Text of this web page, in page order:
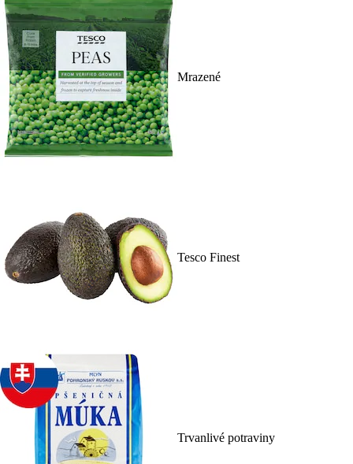
Mrazené
Tesco Finest
Trvanlivé potraviny